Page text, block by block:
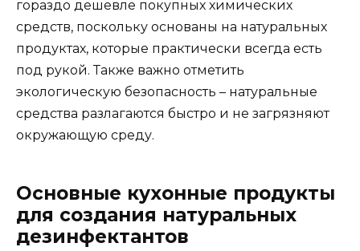
гораздо дешевле покупных химических
средств, поскольку основаны на натуральных
продуктах, которые практически всегда есть
под рукой. Также важно отметить
экологическую безопасность – натуральные
средства разлагаются быстро и не загрязняют
окружающую среду.
Основные кухонные продукты
для создания натуральных
дезинфектантов